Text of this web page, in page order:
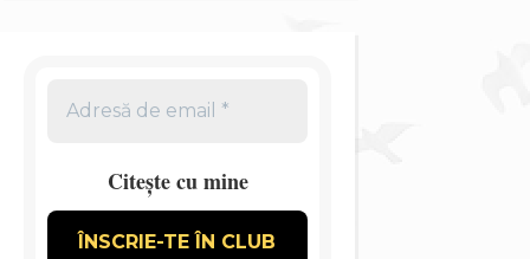
Citește cu mine